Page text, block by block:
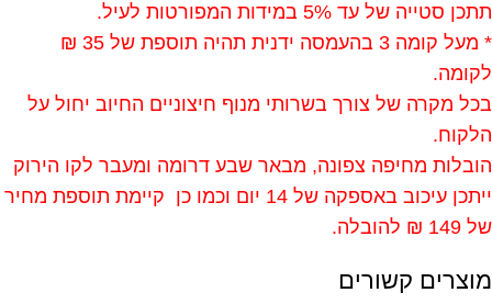
תתכן סטייה של עד 5% במידות המפורטות לעיל.
* מעל קומה 3 בהעמסה ידנית תהיה תוספת של 35 ₪
לקומה.
בכל מקרה של צורך בשרותי מנוף חיצוניים החיוב יחול על
הלקוח.
הובלות מחיפה צפונה, מבאר שבע דרומה ומעבר לקו הירוק
ייתכן עיכוב באספקה של 14 יום וכמו כן קיימת תוספת מחיר
של 149 ₪ להובלה.
מוצרים קשורים